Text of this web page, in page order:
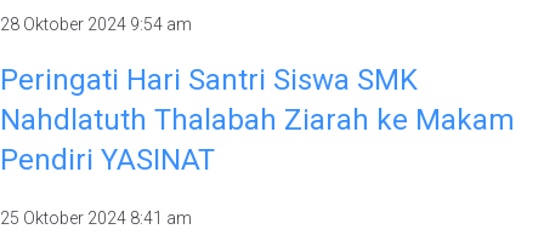
28 Oktober 2024 9:54 am
Peringati Hari Santri Siswa SMK
Nahdlatuth Thalabah Ziarah ke Makam
Pendiri YASINAT
25 Oktober 2024 8:41 am